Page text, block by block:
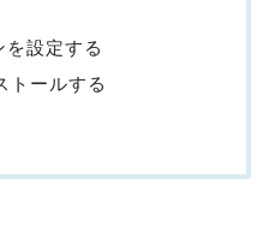
設定する
トールする